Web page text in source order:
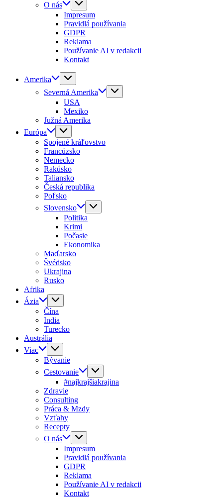
O nás
Impresum
Pravidlá používania
GDPR
Reklama
Používanie AI v redakcii
Kontakt
Amerika
Severná Amerika
USA
Mexiko
Južná Amerika
Európa
Spojené kráľovstvo
Francúzsko
Nemecko
Rakúsko
Taliansko
Česká republika
Poľsko
Slovensko
Politika
Krimi
Počasie
Ekonomika
Maďarsko
Švédsko
Ukrajina
Rusko
Afrika
Ázia
Čína
India
Turecko
Austrália
Viac
Bývanie
Cestovanie
#najkrajšiakrajina
Zdravie
Consulting
Práca & Mzdy
Vzťahy
Recepty
O nás
Impresum
Pravidlá používania
GDPR
Reklama
Používanie AI v redakcii
Kontakt